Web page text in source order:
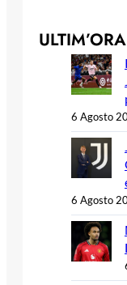
ULTIM’ORA
6 Agosto
6 Agosto